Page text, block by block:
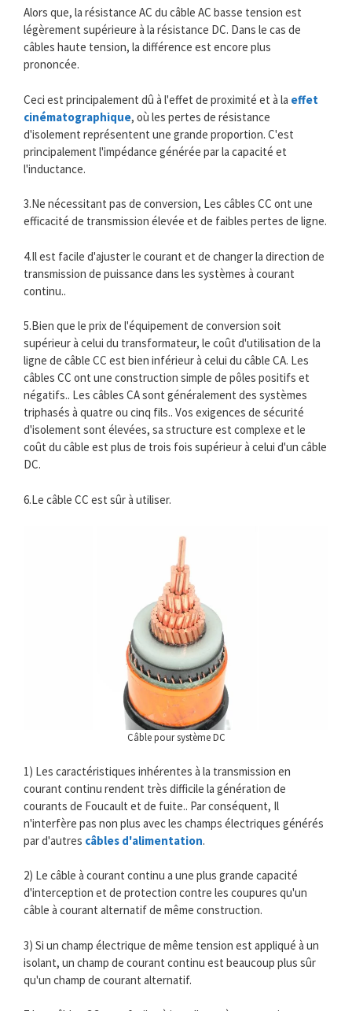
Alors que, la résistance AC du câble AC basse tension est
légèrement supérieure à la résistance DC. Dans le cas de
câbles haute tension, la différence est encore plus
prononcée.
Ceci est principalement dû à l'effet de proximité et à la effet
cinématographique, où les pertes de résistance
d'isolement représentent une grande proportion. C'est
principalement l'impédance générée par la capacité et
l'inductance.
3.Ne nécessitant pas de conversion, Les câbles CC ont une
efficacité de transmission élevée et de faibles pertes de ligne.
4.Il est facile d'ajuster le courant et de changer la direction de
transmission de puissance dans les systèmes à courant
continu..
5.Bien que le prix de l'équipement de conversion soit
supérieur à celui du transformateur, le coût d'utilisation de la
ligne de câble CC est bien inférieur à celui du câble CA. Les
câbles CC ont une construction simple de pôles positifs et
négatifs.. Les câbles CA sont généralement des systèmes
triphasés à quatre ou cinq fils.. Vos exigences de sécurité
d'isolement sont élevées, sa structure est complexe et le
coût du câble est plus de trois fois supérieur à celui d'un câble
DC.
6.Le câble CC est sûr à utiliser.
Câble pour système DC
1) Les caractéristiques inhérentes à la transmission en
courant continu rendent très difficile la génération de
courants de Foucault et de fuite.. Par conséquent, Il
n'interfère pas non plus avec les champs électriques générés
par d'autres câbles d'alimentation.
2) Le câble à courant continu a une plus grande capacité
d'interception et de protection contre les coupures qu'un
câble à courant alternatif de même construction.
3) Si un champ électrique de même tension est appliqué à un
isolant, un champ de courant continu est beaucoup plus sûr
qu'un champ de courant alternatif.